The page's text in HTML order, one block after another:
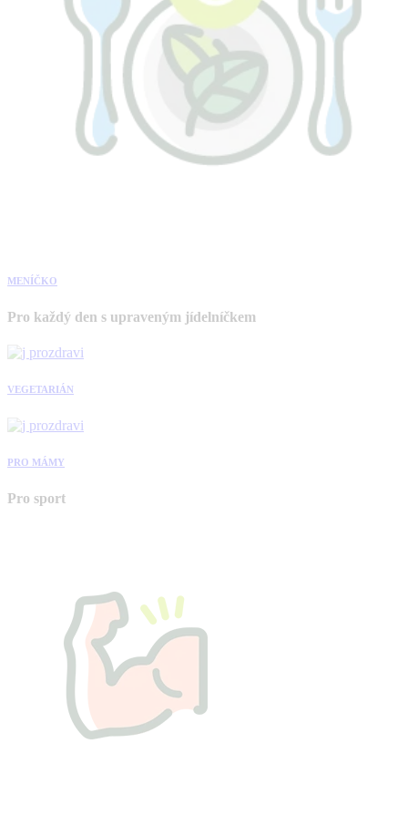
MENÍČKO
Pro každý den s upraveným jídelníčkem
VEGETARIÁN
PRO MÁMY
Pro sport